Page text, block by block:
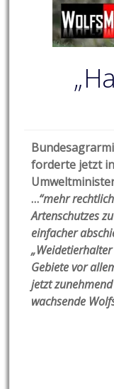
forderte jetzt
…“mehr
Artenschutzes
einfacher
Gebiete vor
jetzt
wachsende